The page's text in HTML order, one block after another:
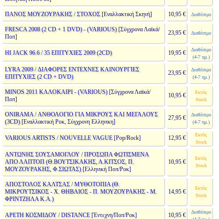
ΠΑΝΟΣ ΜΟΥΖΟΥΡΑΚΗΣ / ΣΤΟΧΟΣ [Εναλλακτική Σκηνή] 10,95 € Διαθέσιμο
FRESCA 2008 (2 CD + 1 DVD) - (VARIOUS)[Σύγχρονα Λαϊκά/
Ποπ]
23,95 € Διαθέσιμο
HI JACK 96.6 / 35 ΕΠΙΤΥΧΙΕΣ 2009 (2CD) 19,95 €
Διαθέσιμο
(4-7 ημ.)
LYRA 2009 / ΔΙΑΦΟΡΕΣ ΕΝΤΕΧΝΕΣ ΚΑΙΝΟΥΡΓΙΕΣ
ΕΠΙΤΥΧΙΕΣ (2 CD + DVD)
23,95 €
Διαθέσιμο
(4-7 ημ.)
MINOS 2011 ΚΑΛΟΚΑΙΡΙ - (VARIOUS)[Σύγχρονα Λαϊκά/
Ποπ]
10,95 €
Εκτός
Stock
ONIRAMA / ΑΝΘΟΛΟΓΙΟ ΓΙΑ ΜΙΚΡΟΥΣ ΚΑΙ ΜΕΓΑΛΟΥΣ
(3CD)[Εναλλακτική Ροκ, Σύγχρονη Ελληνικη]
27,95 €
Διαθέσιμο
(4-7 ημ.)
VARIOUS ARTISTS / NOUVELLE VAGUE [Pop/Rock] 12,95 €
Εκτός
Stock
ΑΝΤΩΝΗΣ ΣΟΥΣΑΜΟΓΛΟΥ / ΠΡΟΣΩΠΑ ΦΩΤΙΣΜΕΝΑ
ΑΠΟ ΛΑΠΤΟΠ (Θ.ΒΟΥΤΣΙΚΑΚΗΣ, Α.ΚΙΤΣΟΣ, Π.
ΜΟΥΖΟΥΡΑΚΗΣ, Φ.ΣΙΩΤΑΣ)[Ελληνική Ποπ/Ροκ]
10,95 €
Εκτός
Stock
ΑΠΟΣΤΟΛΟΣ ΚΑΛΤΣΑΣ / ΜΥΘΟΤΟΠΙΑ (Θ.
ΜΙΚΡΟΥΤΣΙΚΟΣ - Χ. ΘΗΒΑΙΟΣ - Π. ΜΟΥΖΟΥΡΑΚΗΣ - Μ.
ΦΡΙΝΤΖΗΛΑ Κ.Α.)
14,95 €
Εκτός
Stock
ΑΡΕΤΗ ΚΟΣΜΙΔΟΥ / DISTANCE [Έντεχνη/Ποπ/Ροκ] 10,95 €
Διαθέσιμο